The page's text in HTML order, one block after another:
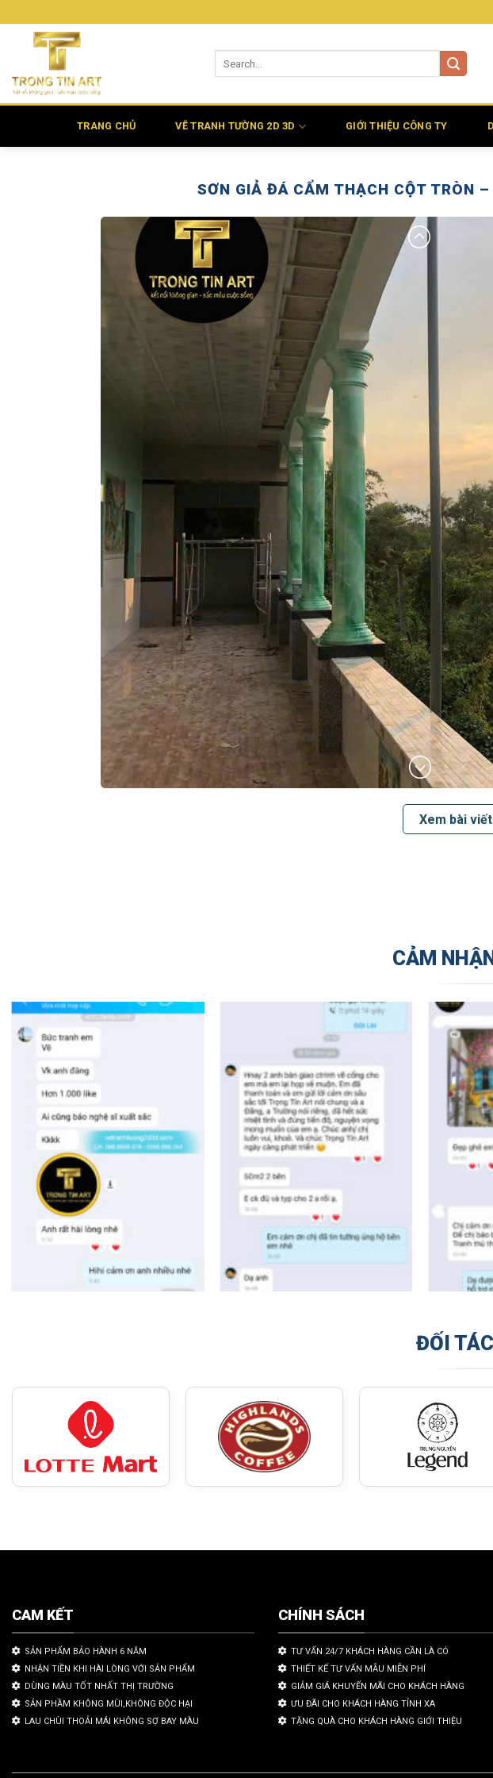
qua
TRANG CHỦ VẼ TRANH TƯỜNG 2D 3D GIỚI THIỆU CÔNG TY
SƠN GIẢ ĐÁ CẨM THẠCH CỘT TRÒN
Xem bài viết
CẢM
ĐỐI
CAM KẾT
SẢN PHẨM BẢO HÀNH 6 NĂM
NHẬN TIỀN KHI HÀI LÒNG VỚI SẢN PHẨM
DÙNG MÀU TỐT NHẤT THỊ TRƯỜNG
SẢN PHẦM KHÔNG MÙI,KHÔNG ĐỘC HẠI
LAU CHÙI THOẢI MÁI KHÔNG SỢ BAY MÀU
CHÍNH SÁCH
TƯ VẤN 24/7 KHÁCH HÀNG CẦN LÀ CÓ
THIẾT KẾ TƯ VẤN MẪU MIỄN PHÍ
GIẢM GIÁ KHUYẾN MÃI CHO KHÁCH HÀNG
ƯU ĐÃI CHO KHÁCH HÀNG TỈNH XA
TẶNG QUÀ CHO KHÁCH HÀNG GIỚI THIỆU